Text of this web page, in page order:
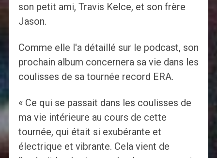
son petit ami, Travis Kelce, et son frère
Jason.
Comme elle l'a détaillé sur le podcast, son
prochain album concernera sa vie dans les
coulisses de sa tournée record ERA.
« Ce qui se passait dans les coulisses de
ma vie intérieure au cours de cette
tournée, qui était si exubérante et
électrique et vibrante. Cela vient de